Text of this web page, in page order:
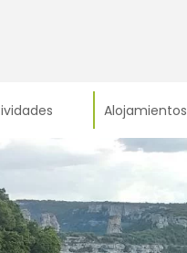
Alojamientos